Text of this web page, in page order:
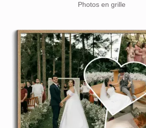
Photos en grille